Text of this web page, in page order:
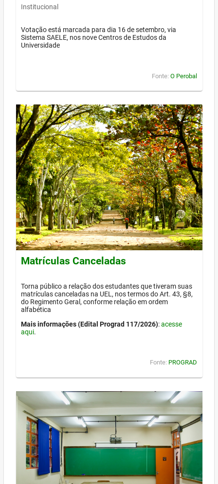
Institucional
Votação está marcada para dia 16 de setembro, via
Sistema SAELE, nos nove Centros de Estudos da
Universidade
Fonte: O Perobal
Matrículas Canceladas
Torna público a relação dos estudantes que tiveram suas
matrículas canceladas na UEL, nos termos do Art. 43, §8,
do Regimento Geral, conforme relação em ordem
alfabética
Mais informações (Edital Prograd 117/2026):acesse
aqui.
Fonte: PROGRAD